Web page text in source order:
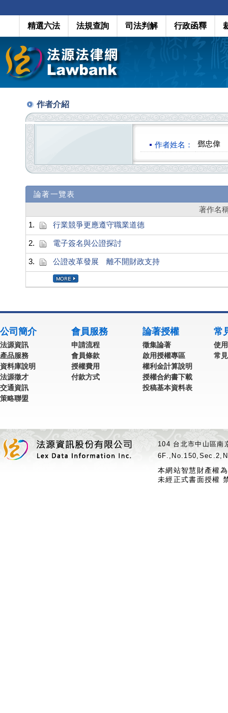
精選六法 法規查詢 司法判解 行政函釋
作者介紹
作者姓名： 鄧忠偉
論著一覽表
著作名
1.
行業競爭更應遵守職業道德
2. 電子簽名與公證探討
3. 公證改革發展 離不開財政支持
公司簡介
法源資訊
產品服務
資料庫說明
法源徵才
交通資訊
策略聯盟
會員服務
申請流程
會員條款
授權費用
付款方式
論著授權
徵集論著
啟用授權專區
權利金計算說明
授權合約書下載
投稿基本資料表
常
使
常
104 台北市中山區
本網站智慧財產權
未經正式書面授權